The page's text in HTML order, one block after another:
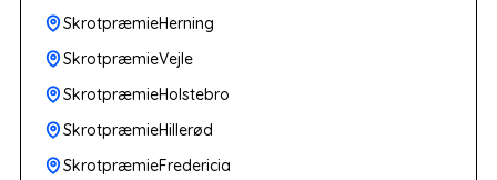
SkrotpræmieHerning
SkrotpræmieVejle
SkrotpræmieHolstebro
SkrotpræmieHillerød
SkrotpræmieFredericia